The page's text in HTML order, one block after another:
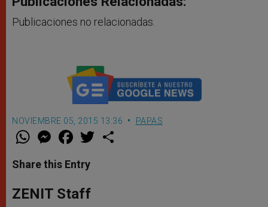
Publicaciones no relacionadas.
NOVIEMBRE 05, 2015 13:36 PAPAS
W
t
s
p
p
M
e
s
e
g
e
F
a
e
b
o
k
w
Share this Entry
ZENIT Staff